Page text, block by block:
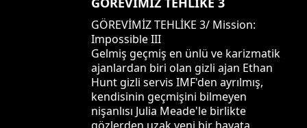
GÖREVİMİZ TEHLİKE 3/ Mission:
Impossible III
Gelmiş geçmiş en ünlü ve karizmatik
ajanlardan biri olan gizli ajan Ethan
Hunt gizli servis IMF'den ayrılmış,
kendisinin geçmişini bilmeyen
nişanlısı Julia Meade'le birlikte